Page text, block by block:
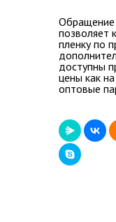
Обращение
позволяет
пленку по
доступны
цены как
оптовые